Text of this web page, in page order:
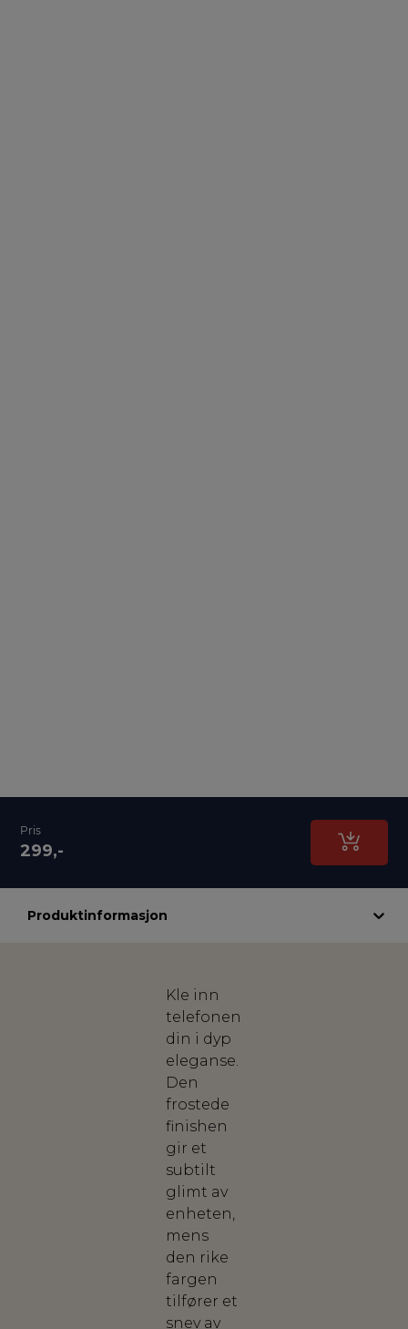
Pris
299,-
Produktinformasjon
Kle inn
telefonen
din i dyp
eleganse.
Den
frostede
finishen
gir et
subtilt
glimt av
enheten,
mens
den rike
fargen
tilfører et
snev av